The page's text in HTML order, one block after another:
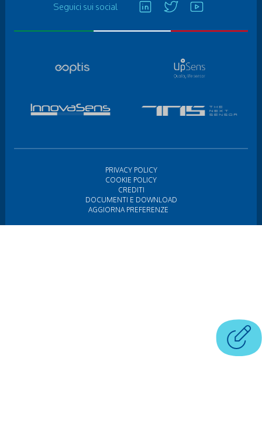
Seguici sui social
PRIVACY POLICY
COOKIE POLICY
CREDITI
DOCUMENTI E DOWNLOAD
AGGIORNA PREFERENZE